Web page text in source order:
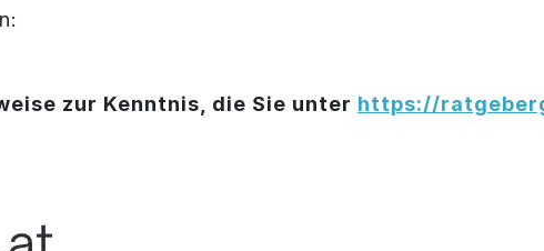
zur Kenntnis, die Sie unter https://